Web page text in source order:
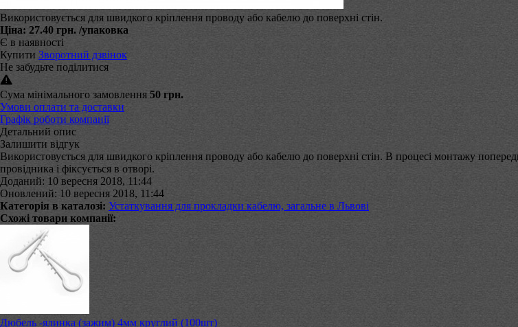
Використовується для швидкого кріплення проводу або кабелю до поверхні стін.
Ціна: 27.40 грн. /упаковка
Є в наявності
Купити Зворотний дзвінок
Не забудьте поділитися
Сума мінімального замовлення 50 грн.
Умови оплати та доставки
Графік роботи компанії
Детальний опис
Залишити відгук
Використовується для швидкого кріплення проводу або кабелю до поверхні стін. В процесі монтажу
провідника і фіксується в отворі.
Доданий: 10 вересня 2018, 11:44
Оновлений: 10 вересня 2018, 11:44
Категорія в каталозі: Устаткування для прокладки кабелю, загальне в Львові
Схожі товари компанії:
Дюбель -ялинка (зажим) 4мм круглий (100шт)